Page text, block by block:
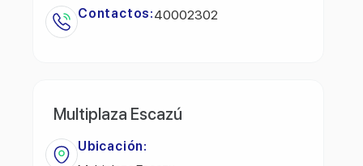
Contactos:40002302
Multiplaza Escazú
Ubicación: